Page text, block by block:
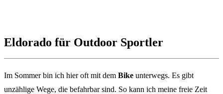
Eldorado für Outdoor Sportler
Im Sommer bin ich hier oft mit dem Bike unterwegs. Es gibt
unzählige Wege, die befahrbar sind. So kann ich meine freie Zeit